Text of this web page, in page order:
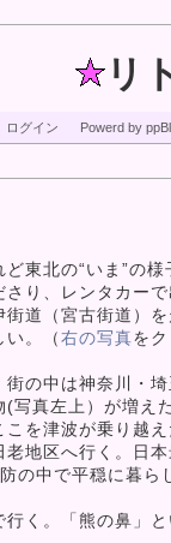
リ
ログイン Powerd by
東北の“いま”の
り、レンタカーで
道（宮古街道）
い。（右の写真を
の中は神奈川・
写真左上）が増え
こを津波が乗り越
地区へ行く。日
の中で平穏に暮ら
く。「熊の鼻」